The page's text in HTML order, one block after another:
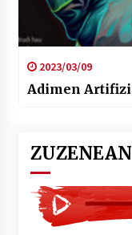
2023/03/09
Adimen